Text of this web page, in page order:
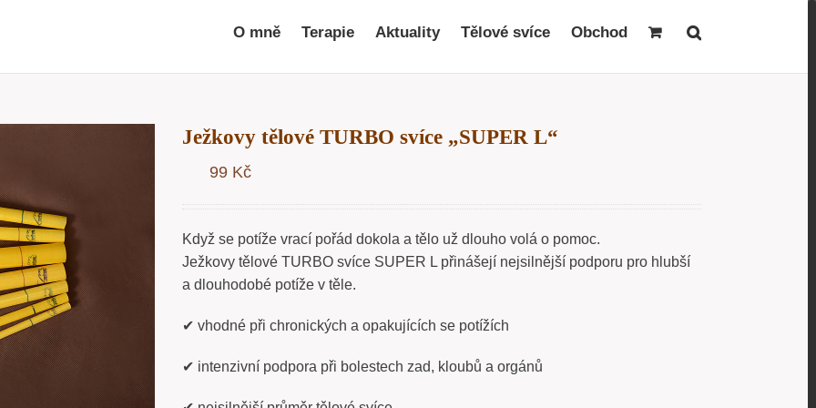
O mně Terapie Aktuality Tělové svíce Obchod
Ježkovy tělové TURBO svíce „SUPER L“
99 Kč
Když se potíže vrací pořád dokola a tělo už dlouho volá o pomoc.
Ježkovy tělové TURBO svíce SUPER L přinášejí nejsilnější podporu pro hlubší
a dlouhodobé potíže v těle.
✔ vhodné při chronických a opakujících se potížích
✔ intenzivní podpora při bolestech zad, kloubů a orgánů